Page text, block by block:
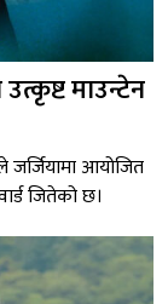
माउन्टेन
जर्जियामा आयोजित
जितेको छ।